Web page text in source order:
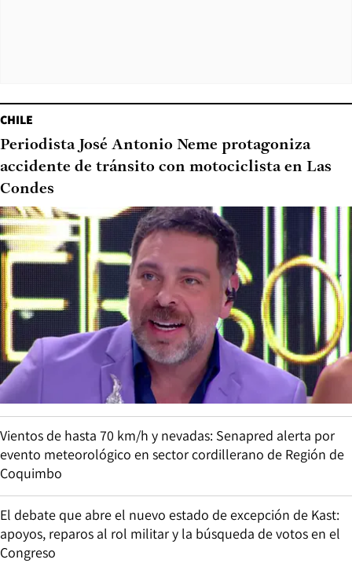
CHILE
Periodista José Antonio Neme protagoniza
accidente de tránsito con motociclista en Las
Condes
Vientos de hasta 70 km/h y nevadas: Senapred alerta por
evento meteorológico en sector cordillerano de Región de
Coquimbo
El debate que abre el nuevo estado de excepción de Kast:
apoyos, reparos al rol militar y la búsqueda de votos en el
Congreso